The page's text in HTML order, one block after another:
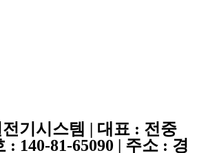
기시스템 | 대표 : 전중
: 140-81-65090 | 주소 : 경